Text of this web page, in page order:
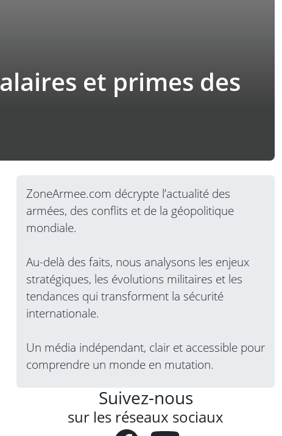
et primes des
ZoneArmee.com décrypte l’actualité des
armées, des conflits et de la géopolitique
mondiale.
Au-delà des faits, nous analysons les enjeux
stratégiques, les évolutions militaires et les
tendances qui transforment la sécurité
internationale.
Un média indépendant, clair et accessible pour
comprendre un monde en mutation.
Suivez-nous
sur les réseaux sociaux